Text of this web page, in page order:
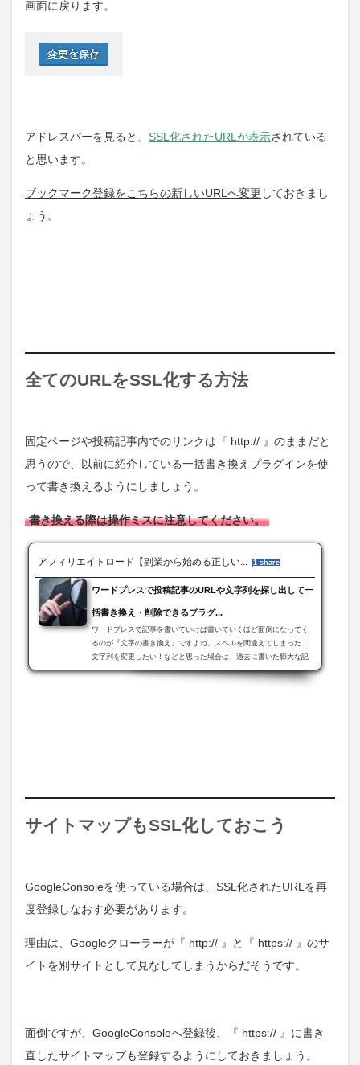
画面に戻ります。
アドレスバーを見ると、 SSL化されたURLが表示されている
と思います。
ブックマーク登録をこちらの新しいURLへ変更 しておきまし
ょう。
全てのURLをSSL化する方法
固定ページや投稿記事内でのリンクは『 http:// 』のままだと
思うので、以前に紹介している一括書き換えプラグインを使
って書き換えるようにしましょう。
書き換える際は操作ミスに注意してください。
アフィリエイトロード【副業から始める正しい... 1 share
ワードプレスで投稿記事のURLや文字列を探し出して一
括書き換え・削除できるプラグ...
ワードプレスで記事を書いていけば書いていくほど面倒になってく
るのが『文字の書き換え』ですよね。スペルを間違えてしまった！
文字列を変更したい！などと思った場合は、過去に書いた膨大な記
事の中から一つ一つ探し出して手作業で書き換えていく・・・そん
サイトマップもSSL化しておこう
GoogleConsoleを使っている場合は、SSL化されたURLを再
度登録しなおす必要があります。
理由は、Googleクローラーが『 http:// 』と『 https:// 』のサ
イトを別サイトとして見なしてしまうからだそうです。
面倒ですが、GoogleConsoleへ登録後、『 https:// 』に書き
直したサイトマップも登録するようにしておきましょう。